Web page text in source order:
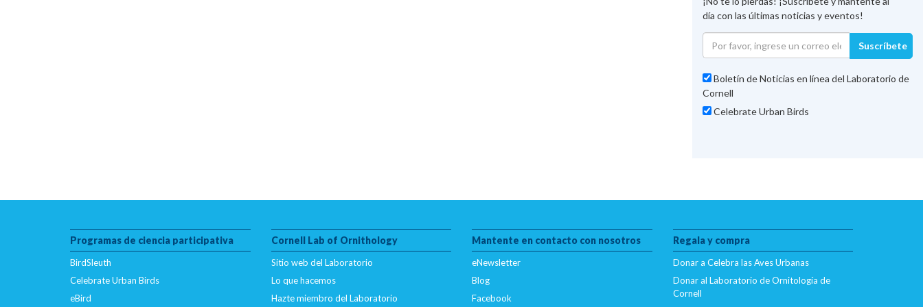
día con las últimas noticias y eventos!
Suscríbete
Boletín de Noticias en línea del Laboratorio de
Cornell
Celebrate Urban Birds
Programas de ciencia participativa
BirdSleuth
Celebrate Urban Birds
eBird
Cornell Lab of Ornithology
Sitio web del Laboratorio
Lo que hacemos
Hazte miembro del Laboratorio
Mantente en contacto con nosotros
eNewsletter
Blog
Facebook
Regala y compra
Donar a Celebra las Aves Urbanas
Donar al Laboratorio de Ornitología de
Cornell